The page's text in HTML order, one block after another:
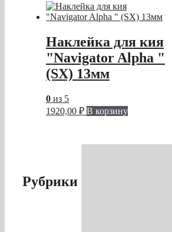
Наклейка для кия
"Navigator Alpha "
(SX) 13мм
0 из 5
1920,00 ₽ В корзину
Рубрики